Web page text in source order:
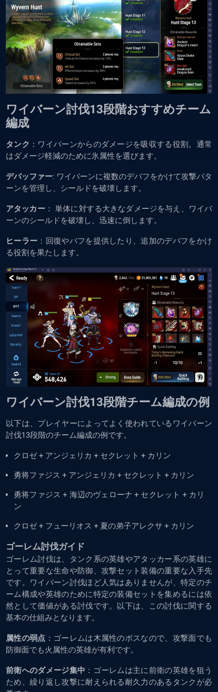
ワイバーン討伐13段階おすすめチーム
編成
タンク ：ワイバーンからのダメージを吸収する役割。通常
はダメージ軽減のために氷属性を選びます。
デバッファー: ワイバーンに複数のデバフをかけて攻撃パタ
ーンを管理し、シールドを破壊します。
アタッカー： 単体に対する大きなダメージを与え、ワイバ
ーンのシールドを破壊し、迅速に倒します。
ヒーラー ：回復やバフを提供したり、追加のデバフをかけ
る役割を果たします。
ワイバーン討伐13段階チーム編成の例
以下は、プレイヤーによってよく使われているワイバーン
討伐13段階のチーム編成の例です。
クロゼ + アンジェリカ + セクレット + カリン
勇将ファジス + アンジェリカ + セクレット + カリン
勇将ファジス + 海辺のヴェローナ + セクレット + カリ
ン
クロゼ + フューリオス + 夏の弟子アレクサ + カリン
ゴーレム討伐ガイド
ゴーレム討伐は、タンク系の英雄やアタッカー系の英雄に
とって重要な生命や防御、攻撃セット装備の重要な入手先
です。ワイバーン討伐ほど人気はありませんが、特定のチ
ーム構成や英雄のために特定の装備セットを集めるには依
然として価値がある討伐です。以下は、この討伐に関する
基本の仕組みとなります。
属性の弱点 ：ゴーレムは木属性のボスなので、攻撃面でも
防御面でも火属性の英雄が有利です。
前衛へのダメージ集中 ：ゴーレムは主に前衛の英雄を狙う
ため、繰り返し攻撃に耐えられる耐久力のあるタンクが必